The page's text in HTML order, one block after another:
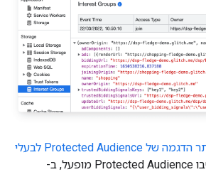
אתר הדגמה של Protected Audience לבעלי
בדפדפן שבו Protected Audience מופעל, ב-